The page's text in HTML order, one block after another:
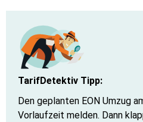
TarifDetektiv Tipp:
Den geplanten EON Umzug
Vorlaufzeit melden. Dann